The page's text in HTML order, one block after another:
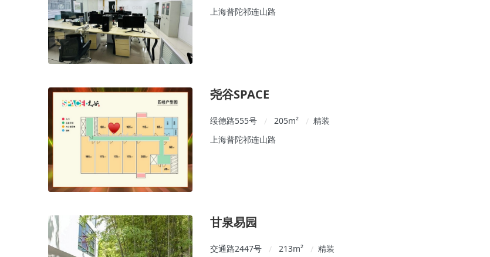
上海普陀祁连山路
尧谷SPACE
绥德路555号 / 205m² / 精装
上海普陀祁连山路
甘泉易园
交通路2447号 / 213m² / 精装